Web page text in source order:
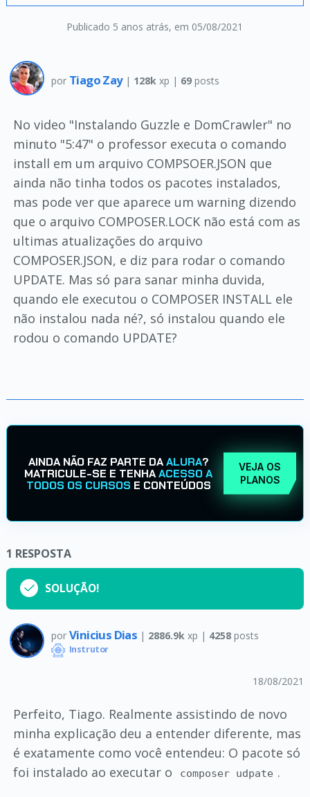
Publicado 5 anos atrás, em 05/08/2021
por Tiago Zay | 128k xp | 69posts
No video "Instalando Guzzle e DomCrawler" no
minuto "5:47" o professor executa o comando
install em um arquivo COMPSOER.JSON que
ainda não tinha todos os pacotes instalados,
mas pode ver que aparece um warning dizendo
que o arquivo COMPOSER.LOCK não está com as
ultimas atualizações do arquivo
COMPOSER.JSON, e diz para rodar o comando
UPDATE. Mas só para sanar minha duvida,
quando ele executou o COMPOSER INSTALL ele
não instalou nada né?, só instalou quando ele
rodou o comando UPDATE?
AINDA NÃO FAZ PARTE DAALURA?
MATRICULE-SE E TENHAACESSO A
TODOS OS CURSOS E CONTEÚDOS
VEJA OS
PLANOS
1 RESPOSTA
SOLUÇÃO!
por Vinicius Dias | 2886.9k xp | 4258posts
Instrutor
18/08/2021
Perfeito, Tiago. Realmente assistindo de novo
minha explicação deu a entender diferente, mas
é exatamente como você entendeu: O pacote só
foi instalado ao executar o
composer udpate .